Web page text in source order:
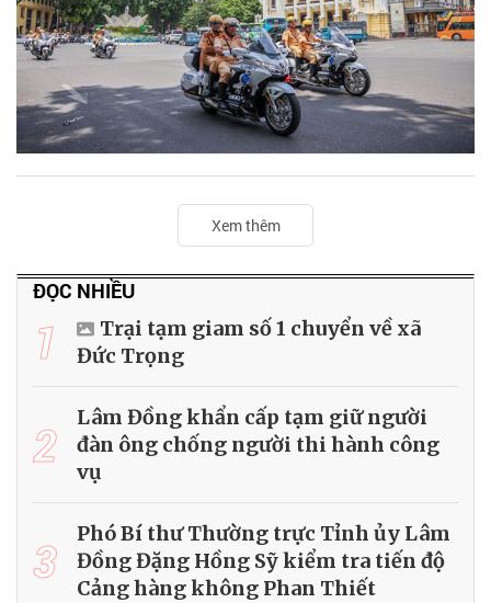
Xem thêm
ĐỌC NHIỀU
1
Trại tạm giam số 1 chuyển về xã
Đức Trọng
2
Lâm Đồng khẩn cấp tạm giữ người
đàn ông chống người thi hành công
vụ
3
Phó Bí thư Thường trực Tỉnh ủy Lâm
Đồng Đặng Hồng Sỹ kiểm tra tiến độ
Cảng hàng không Phan Thiết